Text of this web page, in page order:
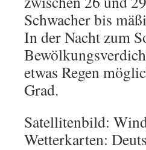
Schwacher bis
In der Nacht zum
etwas Regen
Grad.
Satellitenbild:
Wetterkarten: